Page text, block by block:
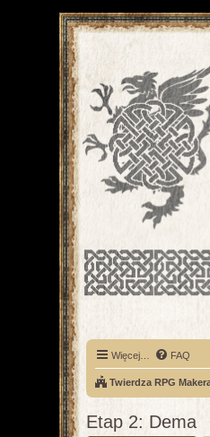
Więcej… FAQ
Twierdza RPG
Etap 2: Dema